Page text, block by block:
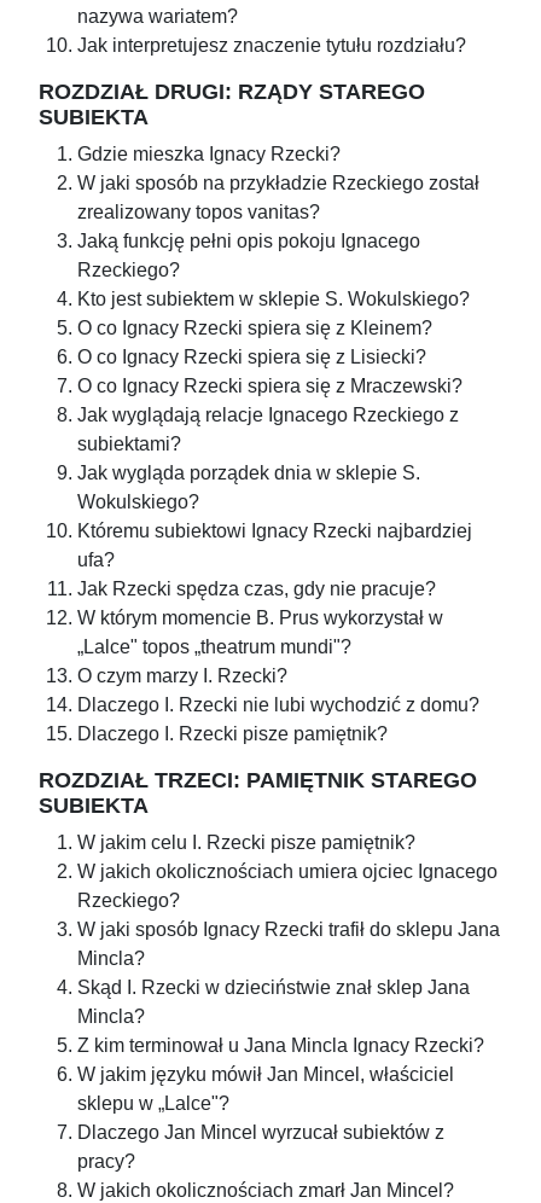
nazywa wariatem?
Jak interpretujesz znaczenie tytułu rozdziału?
ROZDZIAŁ DRUGI: RZĄDY STAREGO
SUBIEKTA
Gdzie mieszka Ignacy Rzecki?
W jaki sposób na przykładzie Rzeckiego został
zrealizowany topos vanitas?
Jaką funkcję pełni opis pokoju Ignacego
Rzeckiego?
Kto jest subiektem w sklepie S. Wokulskiego?
O co Ignacy Rzecki spiera się z Kleinem?
O co Ignacy Rzecki spiera się z Lisiecki?
O co Ignacy Rzecki spiera się z Mraczewski?
Jak wyglądają relacje Ignacego Rzeckiego z
subiektami?
Jak wygląda porządek dnia w sklepie S.
Wokulskiego?
Któremu subiektowi Ignacy Rzecki najbardziej
ufa?
Jak Rzecki spędza czas, gdy nie pracuje?
W którym momencie B. Prus wykorzystał w
„Lalce" topos „theatrum mundi"?
O czym marzy I. Rzecki?
Dlaczego I. Rzecki nie lubi wychodzić z domu?
Dlaczego I. Rzecki pisze pamiętnik?
ROZDZIAŁ TRZECI: PAMIĘTNIK STAREGO
SUBIEKTA
W jakim celu I. Rzecki pisze pamiętnik?
W jakich okolicznościach umiera ojciec Ignacego
Rzeckiego?
W jaki sposób Ignacy Rzecki trafił do sklepu Jana
Mincla?
Skąd I. Rzecki w dzieciństwie znał sklep Jana
Mincla?
Z kim terminował u Jana Mincla Ignacy Rzecki?
W jakim języku mówił Jan Mincel, właściciel
sklepu w „Lalce"?
Dlaczego Jan Mincel wyrzucał subiektów z
pracy?
W jakich okolicznościach zmarł Jan Mincel?